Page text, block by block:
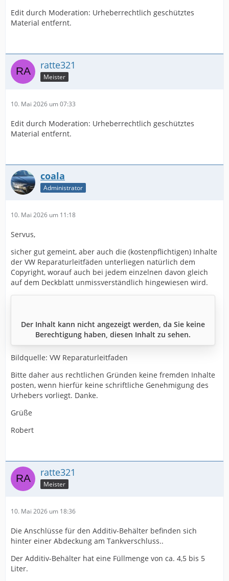
Edit durch Moderation: Urheberrechtlich geschütztes
Material entfernt.
ratte321
Meister
10. Mai 2026 um 07:33
Edit durch Moderation: Urheberrechtlich geschütztes
Material entfernt.
coala
Administrator
10. Mai 2026 um 11:18
Servus,
sicher gut gemeint, aber auch die (kostenpflichtigen) Inhalte
der VW Reparaturleitfäden unterliegen natürlich dem
Copyright, worauf auch bei jedem einzelnen davon gleich
auf dem Deckblatt unmissverständlich hingewiesen wird.
Der Inhalt kann nicht angezeigt werden, da Sie keine
Berechtigung haben, diesen Inhalt zu sehen.
Bildquelle: VW Reparaturleitfaden
Bitte daher aus rechtlichen Gründen keine fremden Inhalte
posten, wenn hierfür keine schriftliche Genehmigung des
Urhebers vorliegt. Danke.
Grüße
Robert
ratte321
Meister
10. Mai 2026 um 18:36
Die Anschlüsse für den Additiv-Behälter befinden sich
hinter einer Abdeckung am Tankverschluss..
Der Additiv-Behälter hat eine Füllmenge von ca. 4,5 bis 5
Liter.